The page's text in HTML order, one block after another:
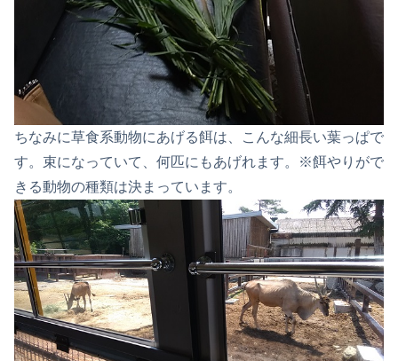
ちなみに草食系動物にあげる餌は、こんな細長い葉っぱで
す。束になっていて、何匹にもあげれます。※餌やりがで
きる動物の種類は決まっています。